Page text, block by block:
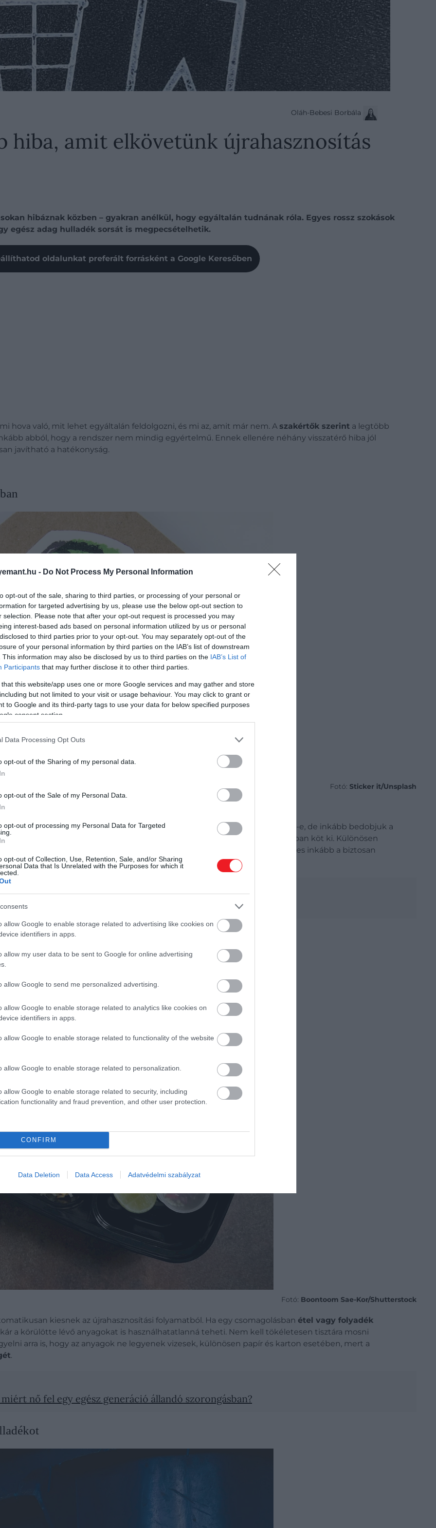
- Do Not Process My Personal Information
opt-out of the sale, sharing to third parties, or processing of your personal or
for targeted advertising by us, please use the below opt-out section to
selection. Please note that after your opt-out request is processed you may
interest-based ads based on personal information utilized by us or personal
to third parties prior to your opt-out. You may separately opt-out of the
of your personal information by third parties on the IAB’s list of downstream
This information may also be disclosed by us to third parties on the IAB’s List of
Participants that may further disclose it to other third parties.
that this website/app uses one or more Google services and may gather and store
but not limited to your visit or usage behaviour. You may click to grant or
to Google and its third-party tags to use your data for below specified purposes
consent section.
Data Processing Opt Outs
opt-out of the Sharing of my personal data.
opt-out of the Sale of my Personal Data.
opt-out of processing my Personal Data for Targeted
opt-out of Collection, Use, Retention, Sale, and/or Sharing
Data that Is Unrelated with the Purposes for which it
allow Google to enable storage related to advertising like cookies on
identifiers in apps.
allow my user data to be sent to Google for online advertising
allow Google to send me personalized advertising.
allow Google to enable storage related to analytics like cookies on
identifiers in apps.
allow Google to enable storage related to functionality of the website
allow Google to enable storage related to personalization.
allow Google to enable storage related to security, including
functionality and fraud prevention, and other user protection.
CONFIRM
Data Deletion Data Access Adatvédelmi szabályzat
Oláh-Bebesi Borbála
hiba, amit elkövetünk újrahasznosítás
hibáznak közben – gyakran anélkül, hogy egyáltalán tudnának róla. Egyes rossz szokások
egész adag hulladék sorsát is megpecsételhetik.
oldalunkat preferált forrásként a Google Keresőben
hova való, mit lehet egyáltalán feldolgozni, és mi az, amit már nem. A szakértők szerint a legtöbb
abból, hogy a rendszer nem mindig egyértelmű. Ennek ellenére néhány visszatérő hiba jól
javítható a hatékonyság.
Fotó: Sticker it/Unsplash
cycling”: amikornem tudjuk biztosan, hogy egy tárgy újrahasznosítható-e, de inkább bedobjuk a
tétel is beszennyezhet egy teljes adag hulladékot, amely így végül a lerakóban köt ki. Különösen
vagy bizonytalan összetételű műanyagoknál. Érdemes inkább a biztosan
az üveg, az acél és a papírjellemzően megbízható választás.
annyi mikroműanyag lehet benne
Fotó: Boontoom Sae-Kor/Shutterstock
kiesnek az újrahasznosítási folyamatból. Ha egy csomagolásban étel vagy folyadék
a körülötte lévő anyagokat is használhatatlanná teheti. Nem kell tökéletesen tisztára mosni
arra is, hogy az anyagok ne legyenek vizesek, különösen papír és karton esetében, mert a
.
nő fel egy egész generáció állandó szorongásban?